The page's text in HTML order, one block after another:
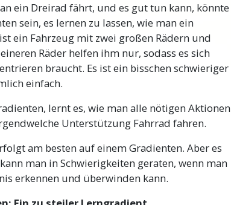
ein Dreirad fährt, und es gut tun kann, könnte
sein, es lernen zu lassen, wie man ein
ein Fahrzeug mit zwei großen Rädern und
Räder helfen ihm nur, sodass es sich
braucht. Es ist ein bisschen schwieriger
einfach.
lernt es, wie man alle nötigen Aktionen
Unterstützung Fahrrad fahren.
am besten auf einem Gradienten. Aber es
man in Schwierigkeiten geraten, wenn man
erkennen und überwinden kann.